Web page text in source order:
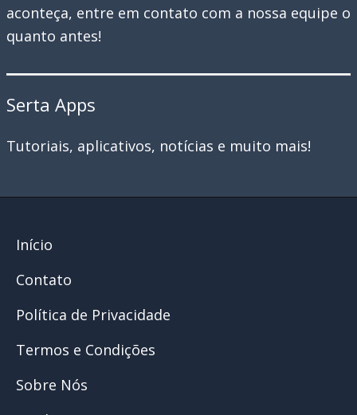
aconteça, entre em contato com a nossa equipe o
quanto antes!
Serta Apps
Tutoriais, aplicativos, notícias e muito mais!
Início
Contato
Política de Privacidade
Termos e Condições
Sobre Nós